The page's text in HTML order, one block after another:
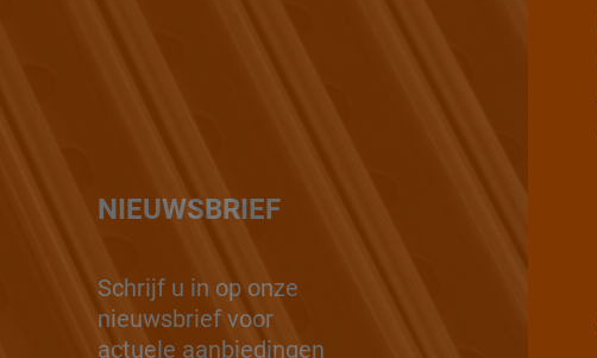
NIEUWSBRIEF
Schrijf u in op onze
nieuwsbrief voor
actuele aanbiedingen